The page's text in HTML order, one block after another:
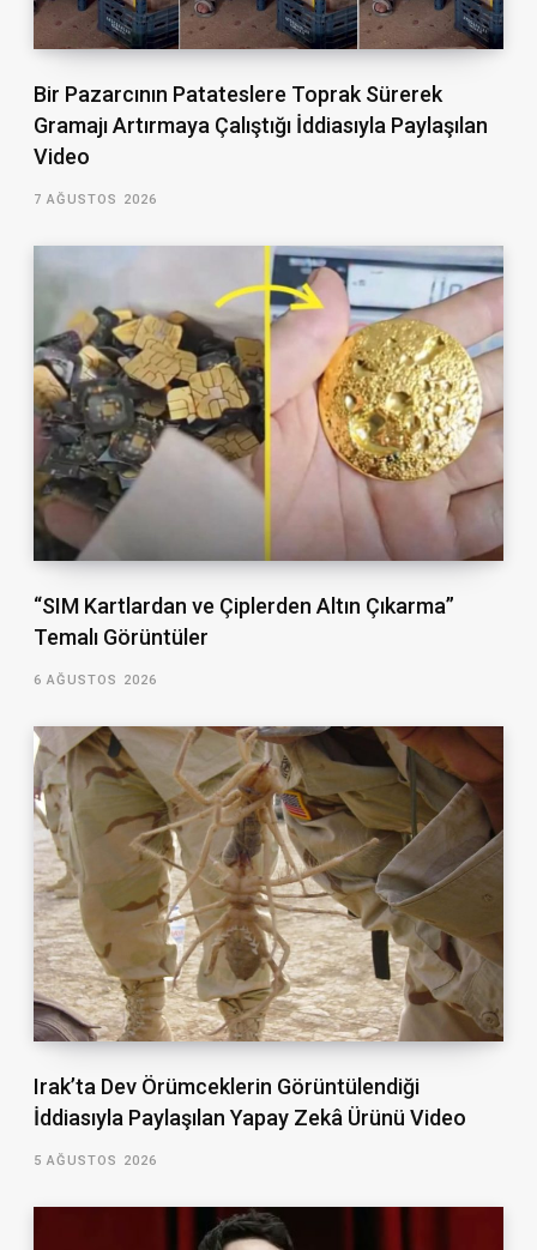
Bir Pazarcının Patateslere Toprak Sürerek
Gramajı Artırmaya Çalıştığı İddiasıyla Paylaşılan
Video
7 AĞUSTOS 2026
“SIM Kartlardan ve Çiplerden Altın Çıkarma”
Temalı Görüntüler
6 AĞUSTOS 2026
Irak’ta Dev Örümceklerin Görüntülendiği
İddiasıyla Paylaşılan Yapay Zekâ Ürünü Video
5 AĞUSTOS 2026